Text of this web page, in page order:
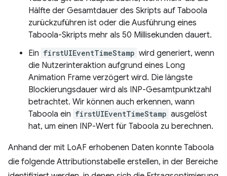
Hälfte der Gesamtdauer des Skripts auf Taboola
zurückzuführen ist oder die Ausführung eines
Taboola-Skripts mehr als 50 Millisekunden dauert.
Ein firstUIEventTimeStamp wird generiert, wenn
die Nutzerinteraktion aufgrund eines Long
Animation Frame verzögert wird. Die längste
Blockierungsdauer wird als INP-Gesamtpunktzahl
betrachtet. Wir können auch erkennen, wann
Taboola ein firstUIEventTimeStamp ausgelöst
hat, um einen INP-Wert für Taboola zu berechnen.
Anhand der mit LoAF erhobenen Daten konnte Taboola
die folgende Attributionstabelle erstellen, in der Bereiche